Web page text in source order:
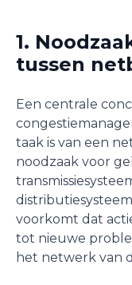
1.
tussen
Een centrale
taak is van een
noodzaak voor
voorkomt dat
tot nieuwe
het netwerk van